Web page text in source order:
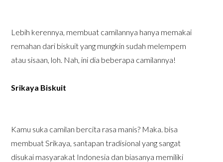
Lebih kerennya, membuat camilannya hanya memakai
remahan dari biskuit yang mungkin sudah melempem
atau sisaan, loh. Nah, ini dia beberapa camilannya!
Srikaya Biskuit
Kamu suka camilan bercita rasa manis? Maka. bisa
membuat Srikaya, santapan tradisional yang sangat
disukai masyarakat Indonesia dan biasanya memiliki